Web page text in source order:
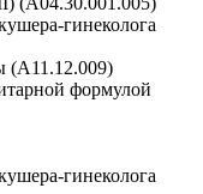
гинеколога
(A11.12.009)
формулой
гинеколога